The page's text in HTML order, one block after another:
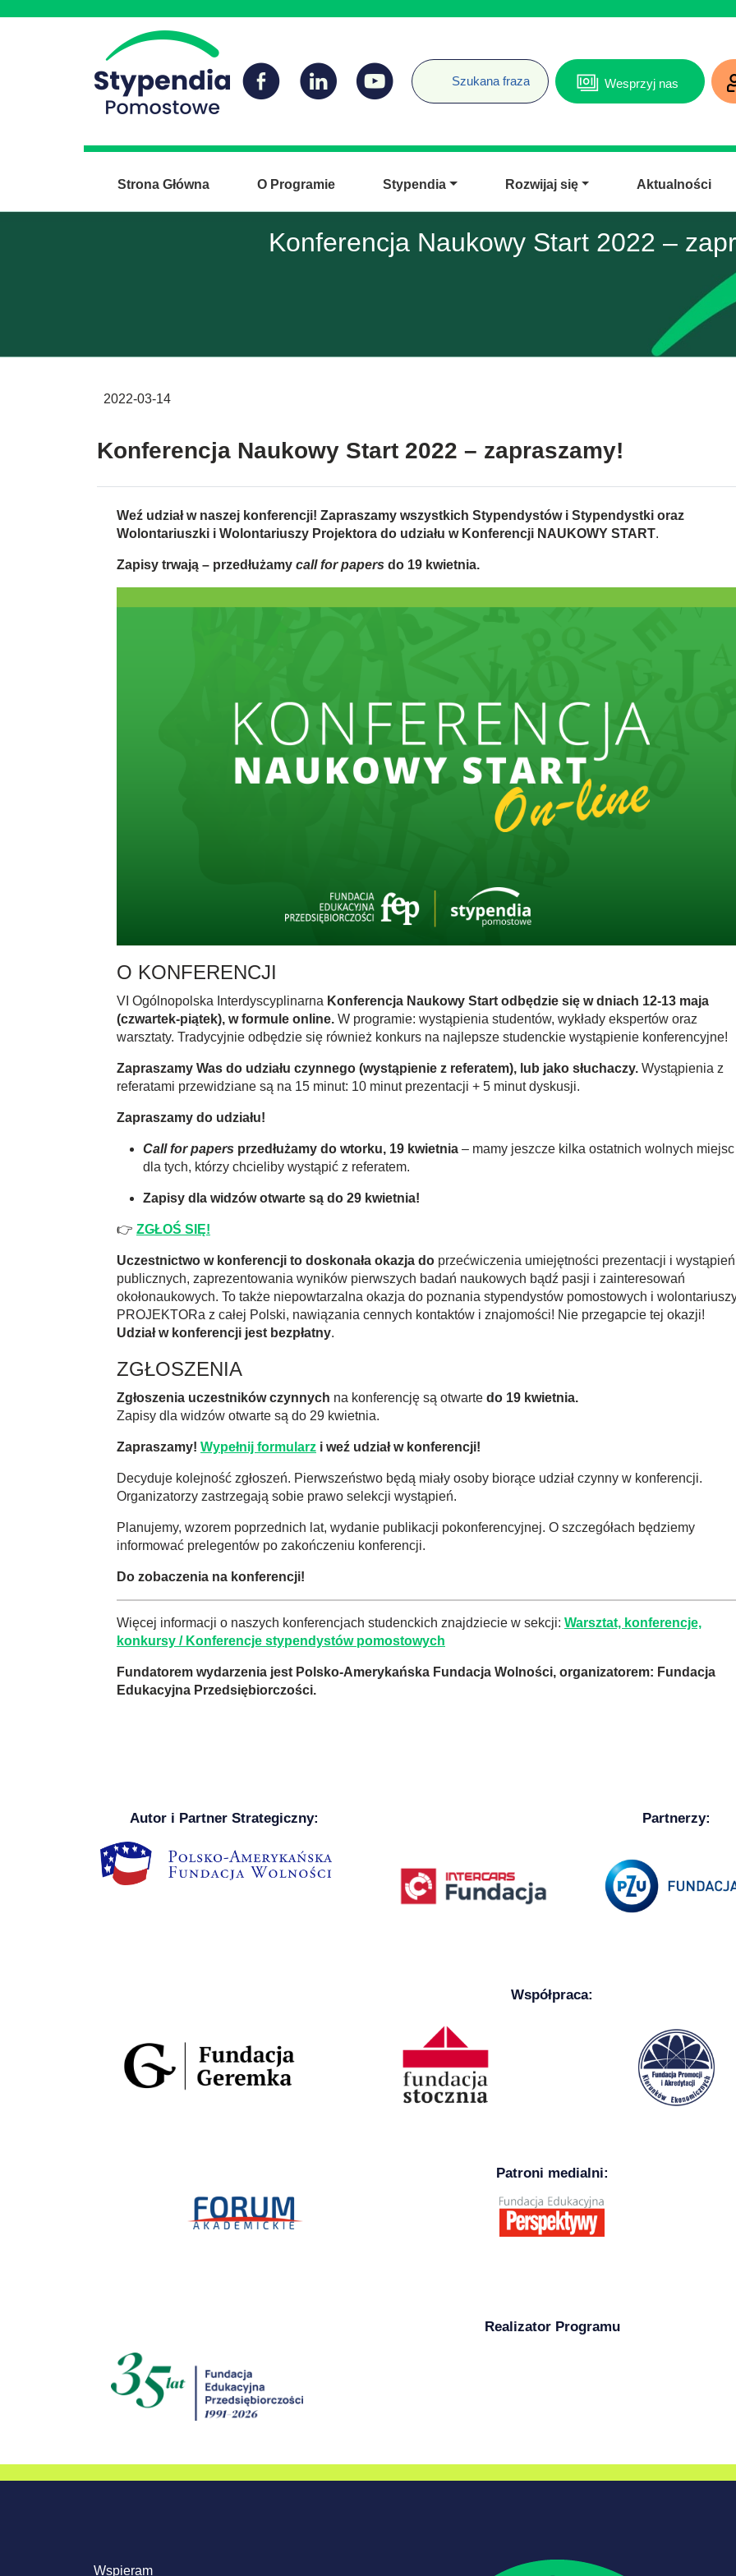
Wesprzyj nas
Strona Główna O Programie Stypendia Rozwijaj się Aktualności
Konferencja Naukowy Start 2022 –
2022-03-14
Konferencja Naukowy Start 2022 – zapraszamy!
Weź udział w naszej konferencji! Zapraszamy wszystkich Stypendystów i Stypendystki oraz
Wolontariuszki i Wolontariuszy Projektora do udziału w Konferencji NAUKOWY START.
Zapisy trwają – przedłużamy call for papers do 19 kwietnia.
O KONFERENCJI
VI Ogólnopolska Interdyscyplinarna Konferencja Naukowy Start odbędzie się w dniach 12-13 maja
(czwartek-piątek), w formule online. W programie: wystąpienia studentów, wykłady ekspertów oraz
warsztaty. Tradycyjnie odbędzie się również konkurs na najlepsze studenckie wystąpienie konferencyjne!
Zapraszamy Was do udziału czynnego (wystąpienie z referatem), lub jako słuchaczy. Wystąpienia z
referatami przewidziane są na 15 minut: 10 minut prezentacji + 5 minut dyskusji.
Zapraszamy do udziału!
Call for papers przedłużamy do wtorku, 19 kwietnia – mamy jeszcze kilka ostatnich wolnych miejsc
dla tych, którzy chcieliby wystąpić z referatem.
Zapisy dla widzów otwarte są do 29 kwietnia!
👉 ZGŁOŚ SIĘ!
Uczestnictwo w konferencji to doskonała okazja do przećwiczenia umiejętności prezentacji i wystąpień
publicznych, zaprezentowania wyników pierwszych badań naukowych bądź pasji i zainteresowań
okołonaukowych. To także niepowtarzalna okazja do poznania stypendystów pomostowych i
PROJEKTORa z całej Polski, nawiązania cennych kontaktów i znajomości! Nie przegapcie tej okazji!
Udział w konferencji jest bezpłatny.
ZGŁOSZENIA
Zgłoszenia uczestników czynnych na konferencję są otwarte do 19 kwietnia.
Zapisy dla widzów otwarte są do 29 kwietnia.
Zapraszamy! Wypełnij formularz i weź udział w konferencji!
Decyduje kolejność zgłoszeń. Pierwszeństwo będą miały osoby biorące udział czynny w konferencji.
Organizatorzy zastrzegają sobie prawo selekcji wystąpień.
Planujemy, wzorem poprzednich lat, wydanie publikacji pokonferencyjnej. O szczegółach będziemy
informować prelegentów po zakończeniu konferencji.
Do zobaczenia na konferencji!
Więcej informacji o naszych konferencjach studenckich znajdziecie w sekcji: Warsztat, konferencje,
konkursy / Konferencje stypendystów pomostowych
Fundatorem wydarzenia jest Polsko-Amerykańska Fundacja Wolności, organizatorem: Fundacja
Edukacyjna Przedsiębiorczości.
Autor i Partner Strategiczny: Partnerzy:
Współpraca:
Patroni medialni:
Realizator Programu
Wspieram